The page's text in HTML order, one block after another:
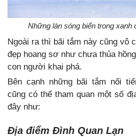
Những làn sóng biển trong xanh
Ngoài ra thì bãi tắm này cũng vô
đẹp hoang sơ như chưa thủa
con người khai phá.
Bên cạnh những bãi tắm nổi
cũng có thể tham quan một số
đây như:
Địa điểm Đình Quan Lạn